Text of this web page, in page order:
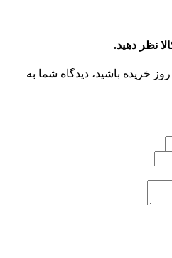
نظر دهید.
خریده باشید، دیدگاه شما به